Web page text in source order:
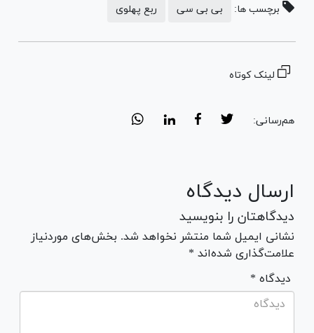
برچسب ها: بی بی سی ربع پهلوی
لینک کوتاه
هم‌رسانی:
ارسال دیدگاه
دیدگاهتان را بنویسید
نشانی ایمیل شما منتشر نخواهد شد. بخش‌های موردنیاز
علامت‌گذاری شده‌اند *
* دیدگاه